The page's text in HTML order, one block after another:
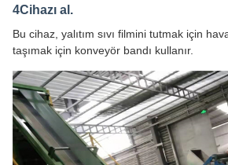
4Cihazı al.
Bu cihaz, yalıtım sıvı filmini tutmak için
taşımak için konveyör bandı kullanır.